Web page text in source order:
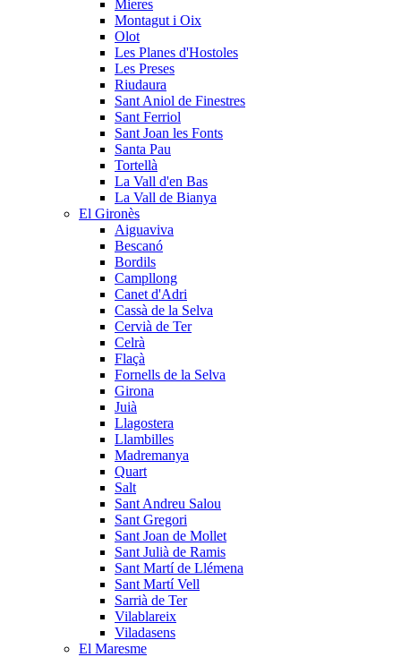
Mieres
Montagut i Oix
Olot
Les Planes d'Hostoles
Les Preses
Riudaura
Sant Aniol de Finestres
Sant Ferriol
Sant Joan les Fonts
Santa Pau
Tortellà
La Vall d'en Bas
La Vall de Bianya
El Gironès
Aiguaviva
Bescanó
Bordils
Campllong
Canet d'Adri
Cassà de la Selva
Cervià de Ter
Celrà
Flaçà
Fornells de la Selva
Girona
Juià
Llagostera
Llambilles
Madremanya
Quart
Salt
Sant Andreu Salou
Sant Gregori
Sant Joan de Mollet
Sant Julià de Ramis
Sant Martí de Llémena
Sant Martí Vell
Sarrià de Ter
Vilablareix
Viladasens
El Maresme